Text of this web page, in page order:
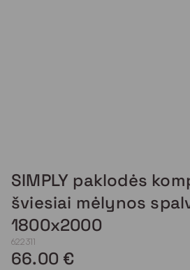
SIMPLY paklodės
šviesiai mėlynos
1800x2000
622311
66.00 €